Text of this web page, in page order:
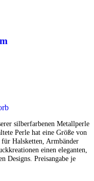
silberfarbenen Metallperle
Perle hat eine Größe von
Halsketten, Armbänder
einen eleganten,
Designs. Preisangabe je